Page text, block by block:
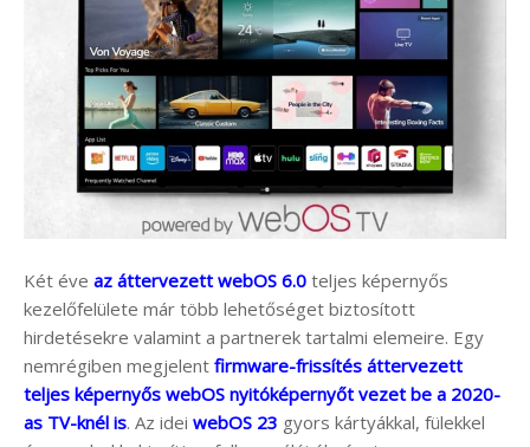
Két éve az áttervezett webOS 6.0 teljes képernyős
kezelőfelülete már több lehetőséget biztosított
hirdetésekre valamint a partnerek tartalmi elemeire. Egy
nemrégiben megjelent firmware-frissítés áttervezett
teljes képernyős webOS nyitóképernyőt vezet be a 2020-
as TV-knél is. Az idei webOS 23 gyors kártyákkal, fülekkel